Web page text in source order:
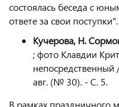
состоялась беседа с
ответе за свои поступки".
Кучерова, Н.
; фото Клавдии
авг. (№ 30). - С. 5.
В рамках праздничного